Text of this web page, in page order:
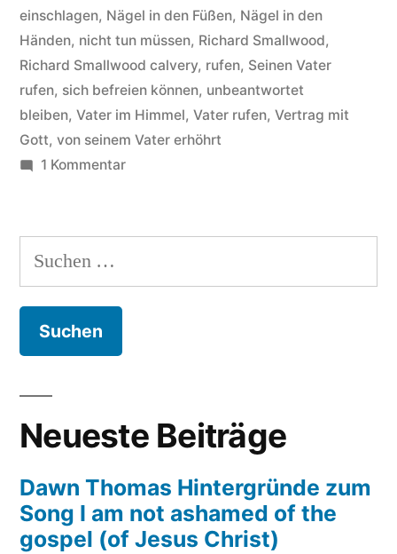
einschlagen, Nägel in den Füßen, Nägel in den
Händen, nicht tun müssen, Richard Smallwood,
Richard Smallwood calvery, rufen, Seinen Vater
rufen, sich befreien können, unbeantwortet
bleiben, Vater im Himmel, Vater rufen, Vertrag mit
Gott, von seinem Vater erhöhrt
1 Kommentarzu
–
zum
Suchen
nach:
Neueste Beiträge
Dawn Thomas Hintergründe zum
Song I am not ashamed of the
gospel (of Jesus Christ)